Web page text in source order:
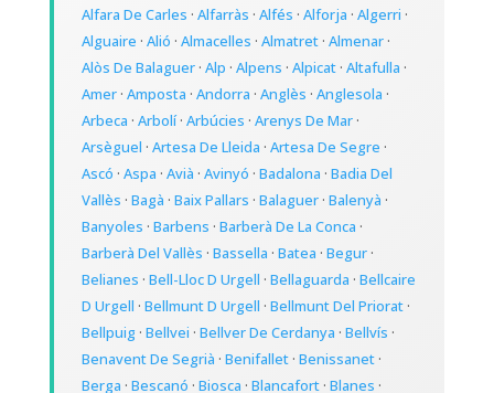
Alfara De Carles · Alfarràs · Alfés · Alforja · Algerri ·
Alguaire · Alió · Almacelles · Almatret· Almenar·
Alòs De Balaguer· Alp · Alpens · Alpicat· Altafulla ·
Amer· Amposta · Andorra · Anglès · Anglesola ·
Arbeca · Arbolí· Arbúcies · Arenys De Mar·
Arsèguel · Artesa De Lleida · Artesa De Segre ·
Ascó · Aspa · Avià · Avinyó · Badalona · Badia Del
Vallès · Bagà · Baix Pallars · Balaguer· Balenyà ·
Banyoles · Barbens · Barberà De La Conca ·
Barberà Del Vallès · Bassella · Batea · Begur·
Belianes · Bell-Lloc D Urgell · Bellaguarda · Bellcaire
D Urgell · Bellmunt D Urgell · Bellmunt Del Priorat·
Bellpuig· Bellvei · Bellver De Cerdanya · Bellvís ·
Benavent De Segrià · Benifallet· Benissanet·
Berga · Bescanó · Biosca · Blancafort· Blanes ·